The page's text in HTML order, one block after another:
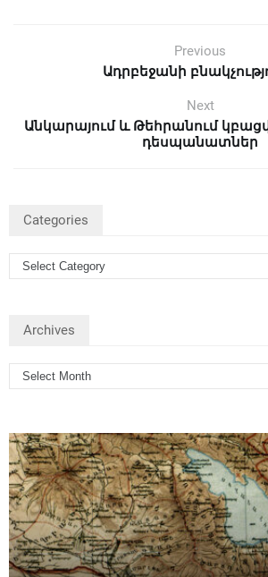
Previous
Ադրբեջանի
Next
Անկարայում և Թեհրանում
դեսպանատներ
Categories
Archives